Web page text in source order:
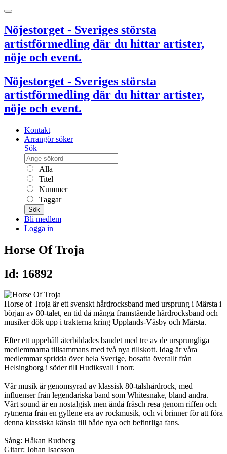
Nöjestorget - Sveriges största
artistförmedling där du hittar artister,
nöje och event.
Nöjestorget - Sveriges största
artistförmedling där du hittar artister,
nöje och event.
Kontakt
Arrangör söker
Sök
Alla
Titel
Nummer
Taggar
Sök
Bli medlem
Logga in
Horse Of Troja
Id: 16892
Horse of Troja är ett svenskt hårdrocksband med ursprung i Märsta i
början av 80-talet, en tid då många framstående hårdrocksband och
musiker dök upp i trakterna kring Upplands-Väsby och Märsta.
Efter ett uppehåll återbildades bandet med tre av de ursprungliga
medlemmarna tillsammans med två nya tillskott. Idag är våra
medlemmar spridda över hela Sverige, bosatta överallt från
Helsingborg i söder till Hudiksvall i norr.
Vår musik är genomsyrad av klassisk 80-talshårdrock, med
influenser från legendariska band som Whitesnake, bland andra.
Vårt sound är en nostalgisk men ändå fräsch resa genom riffen och
rytmerna från en gyllene era av rockmusik, och vi brinner för att föra
denna klassiska känsla till både nya och befintliga fans.
Sång: Håkan Rudberg
Gitarr: Johan Isacsson